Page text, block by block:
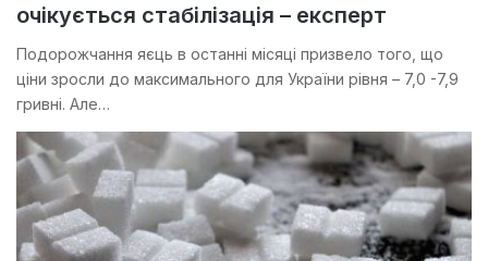
очікується стабілізація – експерт
Подорожчання яєць в останні місяці призвело того, що
ціни зросли до максимального для України рівня – 7,0 -7,9
гривні. Але…